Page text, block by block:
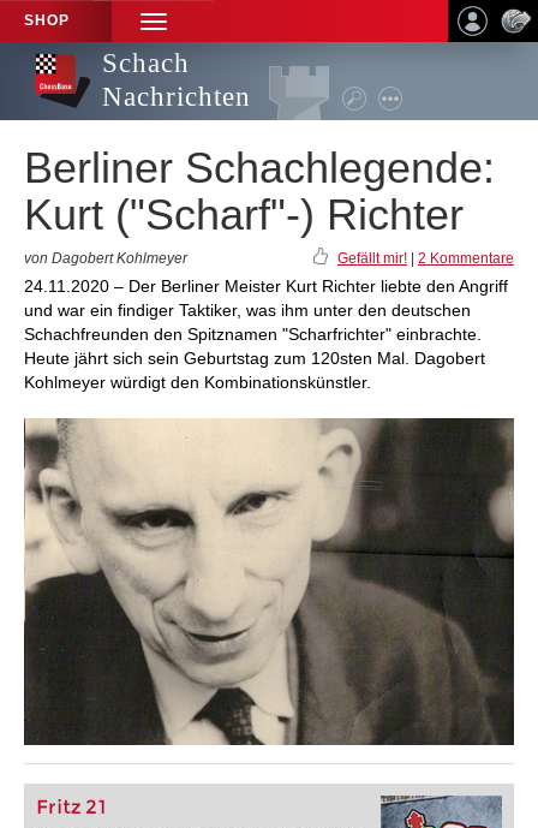
SHOP
TOGGLE
NAVIGATION
Schach
Nachrichten
Berliner Schachlegende:
Kurt ("Scharf"-) Richter
von Dagobert Kohlmeyer Gefällt mir! 2 Kommentare
24.11.2020 – Der Berliner Meister Kurt Richter liebte den Angriff
und war ein findiger Taktiker, was ihm unter den deutschen
Schachfreunden den Spitznamen "Scharfrichter" einbrachte.
Heute jährt sich sein Geburtstag zum 120sten Mal. Dagobert
Kohlmeyer würdigt den Kombinationskünstler.
Fritz 21